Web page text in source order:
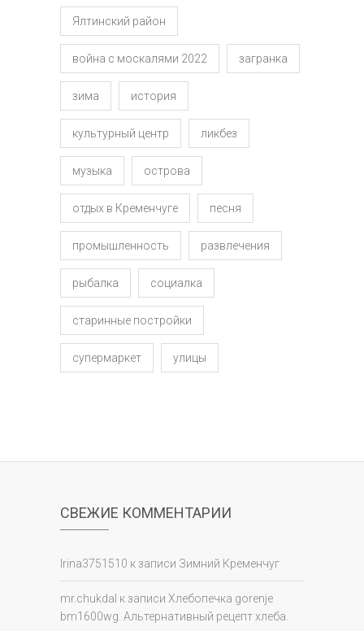
Ялтинский район
война с москалями 2022 загранка
зима история
культурный центр ликбез
музыка острова
отдых в Кременчуге песня
промышленность развлечения
рыбалка социалка
старинные постройки
супермаркет улицы
СВЕЖИЕ КОММЕНТАРИИ
Irina3751510 к записи Зимний Кременчуг
mr.chukdal к записи Хлебопечка gorenje
bm1600wg. Альтернативный рецепт хлеба.